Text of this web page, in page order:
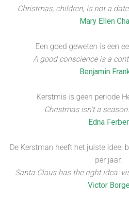
Christmas, children, is not a
Mary Ellen
Een goed geweten is een
A good conscience is a
Benjamin
Kerstmis is geen periode
Christmas isn't a
Edna Ferber
De Kerstman heeft het juiste idee:
per jaar.
Santa Claus has the right idea:
Victor Borge